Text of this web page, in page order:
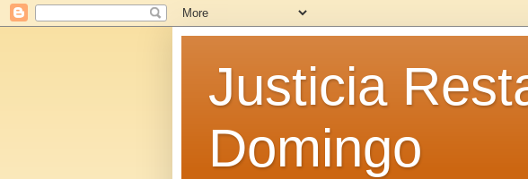
Justicia
Domingo